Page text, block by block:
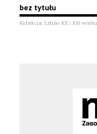
bez tytułu
Kolekcja Sztuki XX i XXI wieku